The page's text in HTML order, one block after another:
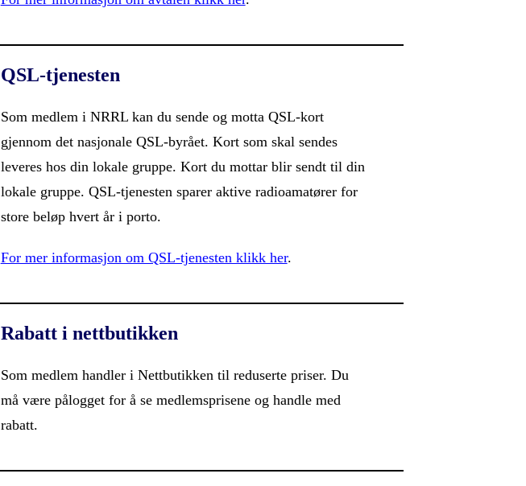
QSL-tjenesten
Som medlem i NRRL kan du sende og motta QSL-kort
gjennom det nasjonale QSL-byrået. Kort som skal sendes
leveres hos din lokale gruppe. Kort du mottar blir sendt til din
lokale gruppe. QSL-tjenesten sparer aktive radioamatører for
store beløp hvert år i porto.
For mer informasjon om QSL-tjenesten klikk her.
Rabatt i nettbutikken
Som medlem handler i Nettbutikken til reduserte priser. Du
må være pålogget for å se medlemsprisene og handle med
rabatt.